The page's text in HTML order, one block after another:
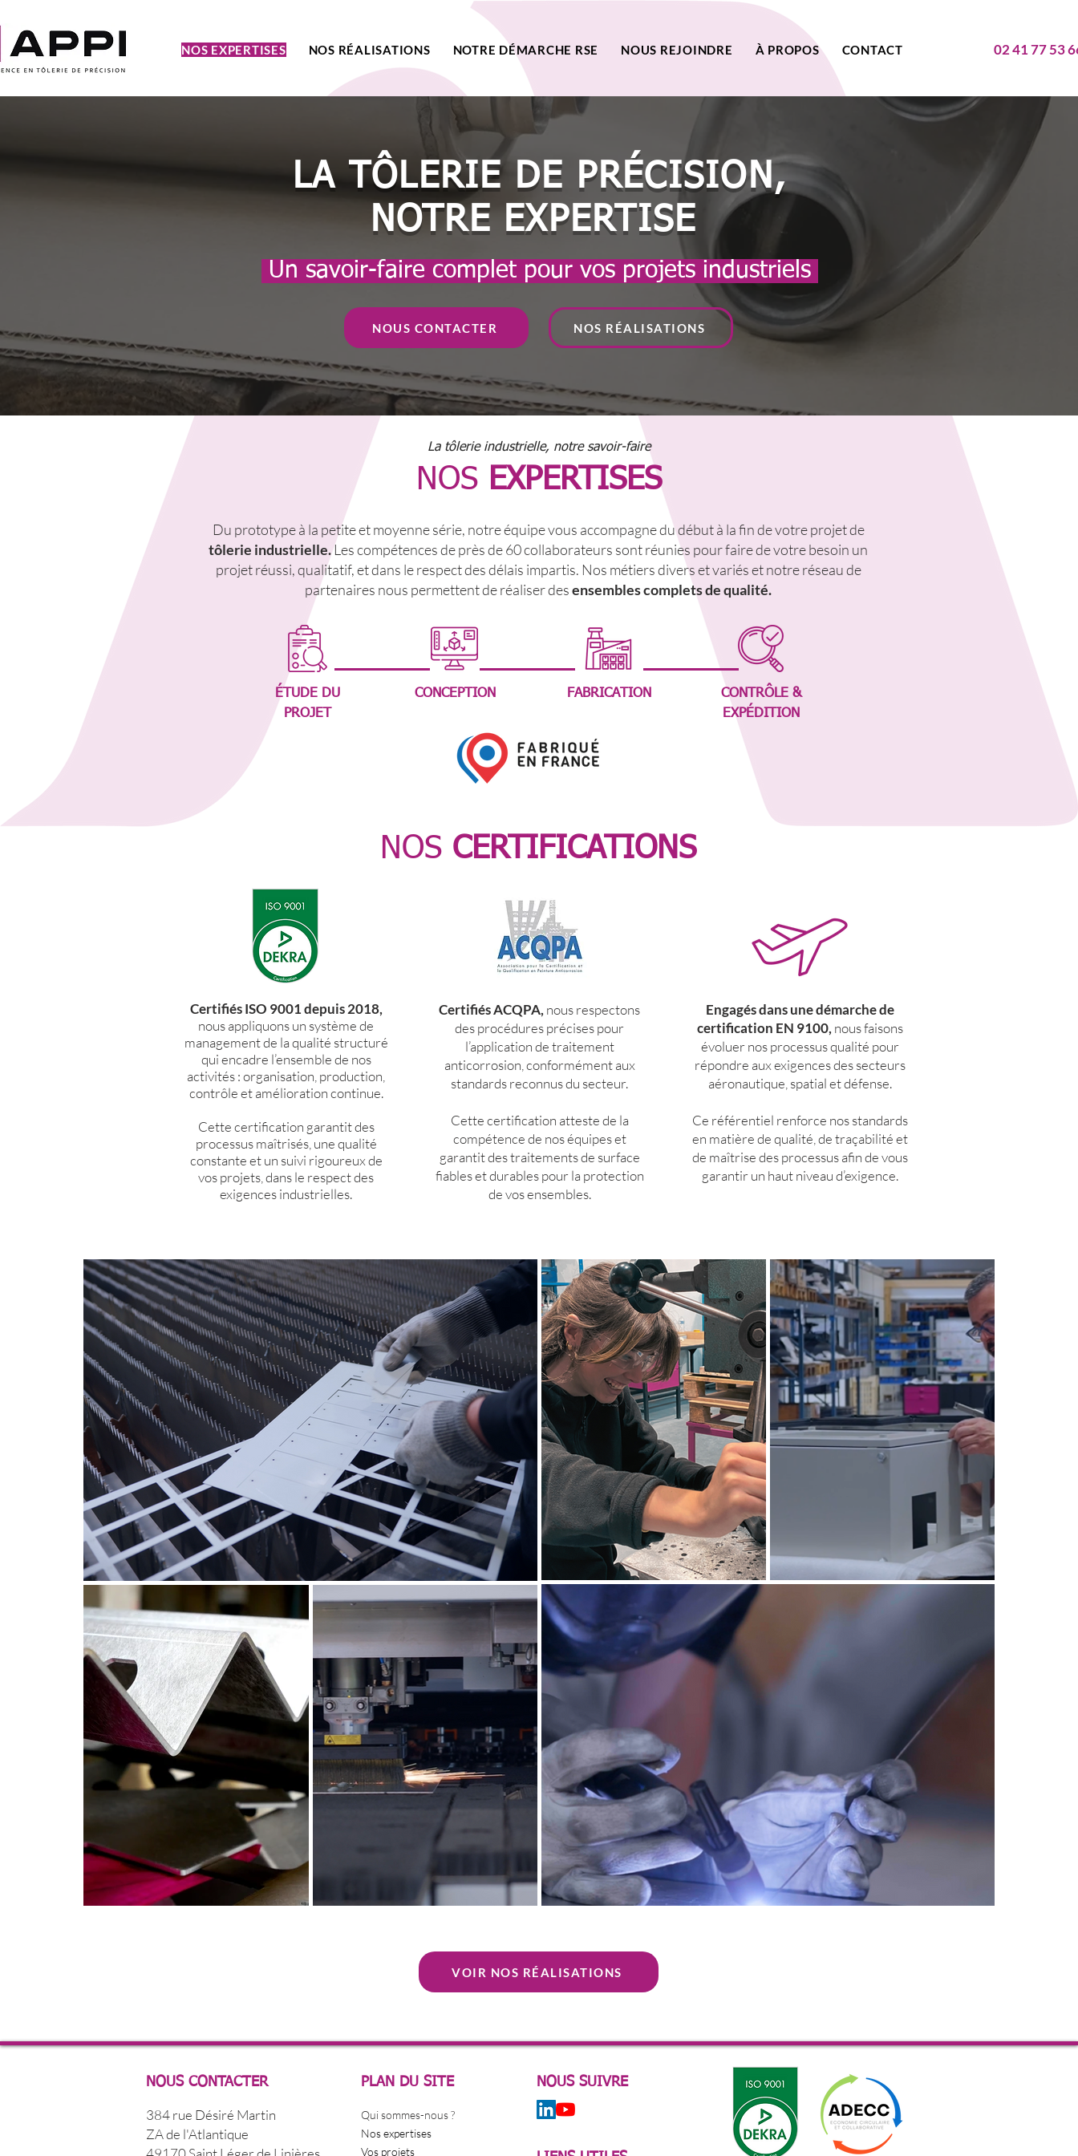
NOS EXPERTISES NOS RÉALISATIONS NOTRE DÉMARCHE RSE NOUS REJOINDRE À PROPOS CONTACT 02 41 77 53
LA TÔLERIE DE PRÉCISION,
NOTRE EXPERTISE
Un savoir-faire complet pour vos projets industriels
NOUS CONTACTER NOS RÉALISATIONS
La tôlerie industrielle, notre savoir-faire
NOS EXPERTISES
Du prototype à la petite et moyenne série, notre équipe vous accompagne du début à la fin de votre projet de
tôlerie industrielle.Les compétences de près de 60 collaborateurs sont réunies pour faire de votre besoin un
projet réussi, qualitatif, et dans le respect des délais impartis. Nos métiers divers et variés et notre réseau de
partenaires nous permettent de réaliser desensembles complets de qualité.
ÉTUDE DU
PROJET
CONCEPTION FABRICATION
CONTRÔLE &
EXPÉDITION
NOS CERTIFICATIONS
Certifiés ISO 9001 depuis 2018,
nous appliquons un système de
management de la qualité structuré
qui encadre l’ensemble de nos
activités : organisation, production,
contrôle et amélioration continue.
Cette certification garantit des
processus maîtrisés, une qualité
constante et un suivi rigoureux de
vos projets, dans le respect des
exigences industrielles.
Certifiés ACQPA, nous respectons
des procédures précises pour
l’application de traitement
anticorrosion, conformément aux
standards reconnus du secteur.
Cette certification atteste de la
compétence de nos équipes et
garantit des traitements de surface
fiables et durables pour la protection
de vos ensembles.
Engagés dans une démarche de
certification EN 9100, nous faisons
évoluer nos processus qualité pour
répondre aux exigences des secteurs
aéronautique, spatial et défense.
Ce référentiel renforce nos standards
en matière de qualité, de traçabilité et
de maîtrise des processus afin de vous
garantir un haut niveau d’exigence.
VOIR NOS RÉALISATIONS
NOUS CONTACTER
384 rue Désiré Martin
ZA de l'Atlantique
PLAN DU SITE
Qui sommes-nous ?
Nos expertises
Vos projets
NOUS SUIVRE